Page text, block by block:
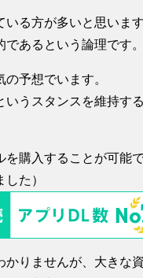
る方が多いと思いま
あるという論理です。
予想でいます。
うスタンスを維持す
を購入することが可能
た）
りませんが、大きな